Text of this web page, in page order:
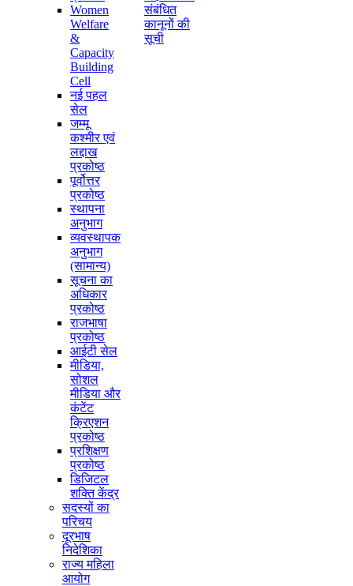
Women
Welfare
&
Capacity
Building
Cell
नई पहल
सेल
जम्मू
कश्मीर एवं
लद्दाख
प्रकोष्ठ
पूर्वोत्तर
प्रकोष्ठ
स्थापना
अनुभाग
व्यवस्थापक
अनुभाग
(सामान्य)
सूचना का
अधिकार
प्रकोष्ठ
राजभाषा
प्रकोष्ठ
आईटी सेल
मीडिया,
सोशल
मीडिया और
कंटेंट
क्रिएशन
प्रकोष्ठ
प्रशिक्षण
प्रकोष्ठ
डिजिटल
शक्ति केंद्र
सदस्यों का
परिचय
दूरभाष
निदेशिका
राज्य महिला
आयोग
संबंधित
कानूनों की
सूची